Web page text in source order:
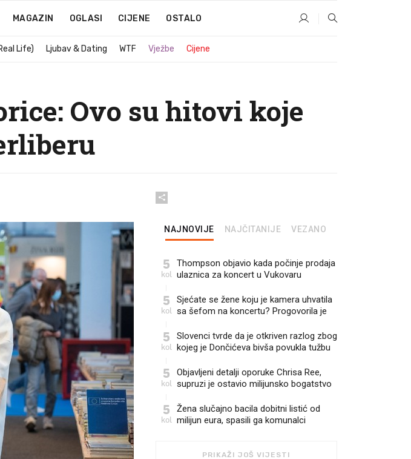
MAGAZIN OGLASI CIJENE OSTALO
Life) Ljubav & Dating WTF Vježbe Cijene
Ovo su hitovi koje
NAJNOVIJE NAJČITANIJE VEZANO
5
kol
Thompson objavio kada počinje prodaja
ulaznica za koncert u Vukovaru
5
kol
Sjećate se žene koju je kamera uhvatila
sa šefom na koncertu? Progovorila je
5
kol
Slovenci tvrde da je otkriven razlog zbog
kojeg je Dončićeva bivša povukla tužbu
5
kol
Objavljeni detalji oporuke Chrisa Ree,
supruzi je ostavio milijunsko bogatstvo
5
kol
Žena slučajno bacila dobitni listić od
milijun eura, spasili ga komunalci
PRIKAŽI JOŠ VIJESTI